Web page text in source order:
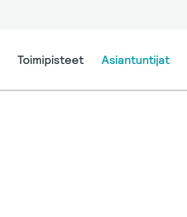
Toimipisteet Asiantuntijat